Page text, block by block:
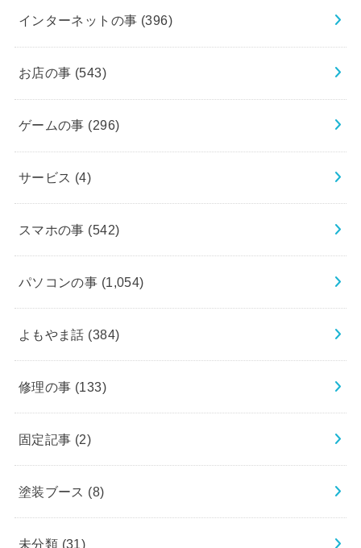
インターネットの事 (396)
お店の事 (543)
ゲームの事 (296)
サービス (4)
スマホの事 (542)
パソコンの事 (1,054)
よもやま話 (384)
修理の事 (133)
固定記事 (2)
塗装ブース (8)
未分類 (31)